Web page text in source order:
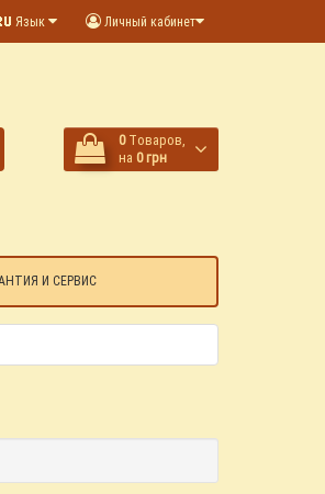
Личный кабинет
Язык
0 Tоваров,
на 0 грн
И СЕРВИС